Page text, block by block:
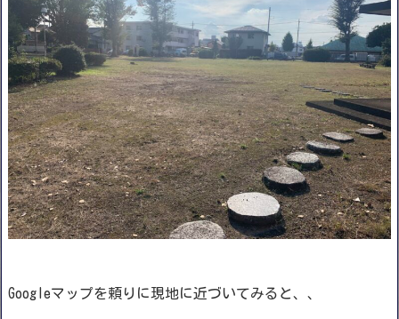
Googleマップを頼りに現地に近づいてみると、、